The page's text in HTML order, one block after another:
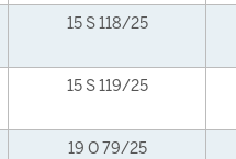
15 S 118/25
15 S 119/25
19 O 79/25